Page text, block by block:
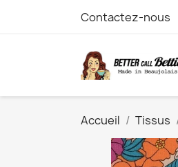
Contactez-nous
Accueil Tissus